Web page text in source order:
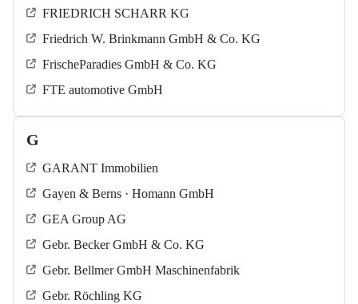
FRIEDRICH SCHARR KG
Friedrich W. Brinkmann GmbH & Co. KG
FrischeParadies GmbH & Co. KG
FTE automotive GmbH
G
GARANT Immobilien
Gayen & Berns · Homann GmbH
GEA Group AG
Gebr. Becker GmbH & Co. KG
Gebr. Bellmer GmbH Maschinenfabrik
Gebr. Röchling KG